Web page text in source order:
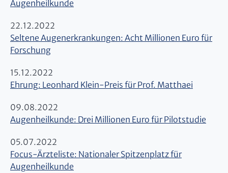
Augenheilkunde
22.12.2022
Seltene Augenerkrankungen: Acht Millionen Euro für
Forschung
15.12.2022
Ehrung: Leonhard Klein-Preis für Prof. Matthaei
09.08.2022
Augenheilkunde: Drei Millionen Euro für Pilotstudie
05.07.2022
Focus-Ärzteliste: Nationaler Spitzenplatz für
Augenheilkunde